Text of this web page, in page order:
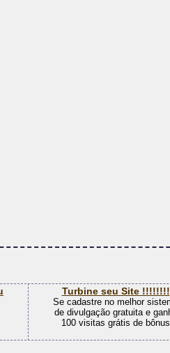
Divulga Fácil
Divulgue tudo que quizer
é fácil e sem cadastro
anuncio online em instantes